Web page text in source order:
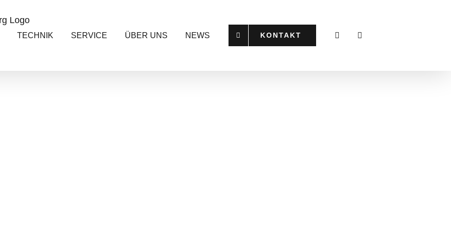
TECHNIK SERVICE ÜBER UNS NEWS KONTAKT